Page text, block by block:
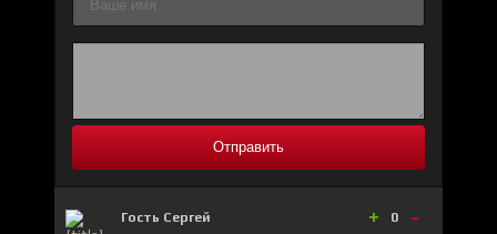
Отправить
Гость Сергей + 0 -